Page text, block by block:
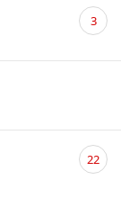
댓
글 3
댓
글22